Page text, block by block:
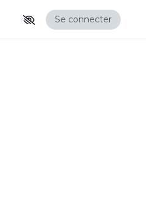
Se connecter